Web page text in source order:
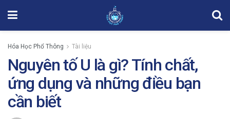
Hóa Học Phổ Thông Tài liệu
Nguyên tố U là gì? Tính chất,
ứng dụng và những điều bạn
cần biết